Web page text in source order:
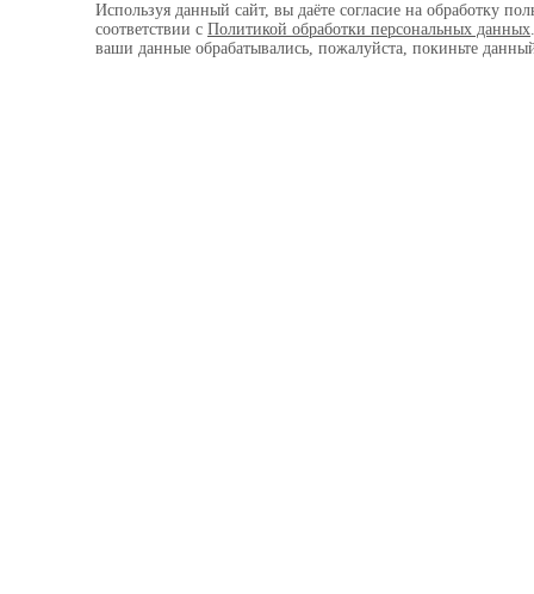
Используя данный сайт, вы даёте согласие на обработку
соответствии с Политикой обработки персональных данных
ваши данные обрабатывались, пожалуйста, покиньте